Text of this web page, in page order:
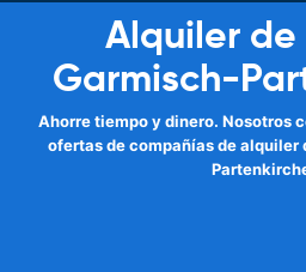
Alquiler de
Garmisch-
Ahorre tiempo y dinero. Nosotros
ofertas de compañías de alquiler